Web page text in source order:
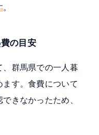
。
の目安
群馬県での一人暮
す。食費について
きなかったため、